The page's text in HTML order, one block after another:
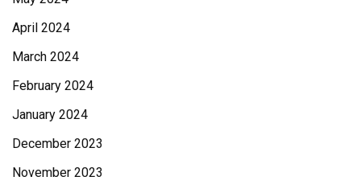
April 2024
March 2024
February 2024
January 2024
December 2023
November 2023